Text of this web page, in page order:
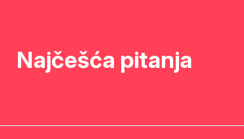
Najčešća pitanja